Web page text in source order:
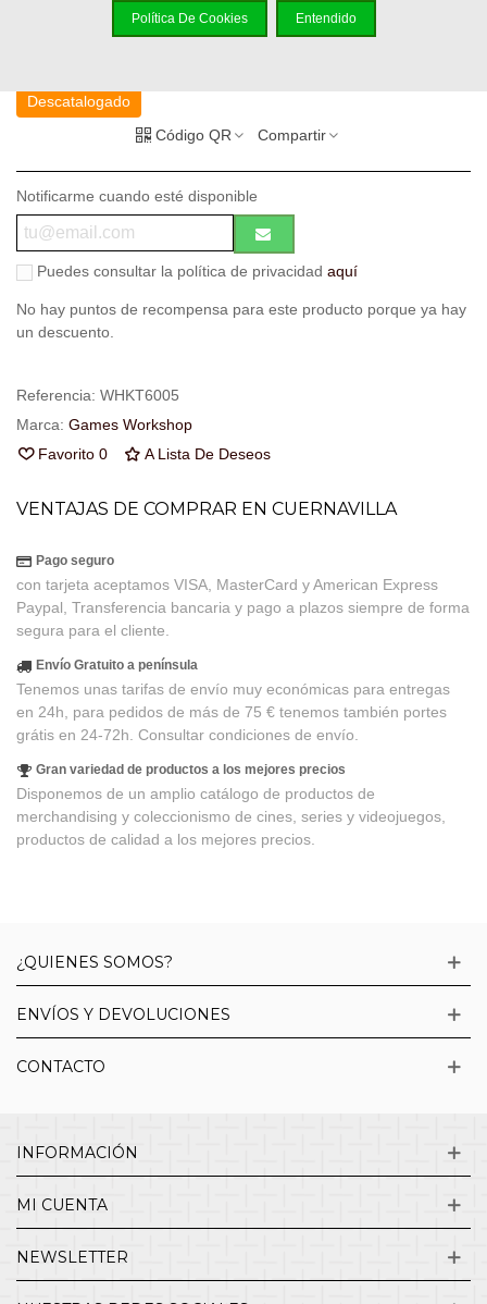
Descatalogado
Código QR
Compartir
Notificarme cuando esté disponible
Puedes consultar la política de privacidad aquí
No hay puntos de recompensa para este producto porque ya hay
un descuento.
Referencia: WHKT6005
Marca: Games Workshop
Favorito 0 A Lista De Deseos
VENTAJAS DE COMPRAR EN CUERNAVILLA
Pago seguro
con tarjeta aceptamos VISA, MasterCard y American Express
Paypal, Transferencia bancaria y pago a plazos siempre de forma
segura para el cliente.
Envío Gratuito a península
Tenemos unas tarifas de envío muy económicas para entregas
en 24h, para pedidos de más de 75 € tenemos también portes
grátis en 24-72h. Consultar condiciones de envío.
Gran variedad de productos a los mejores precios
Disponemos de un amplio catálogo de productos de
merchandising y coleccionismo de cines, series y videojuegos,
productos de calidad a los mejores precios.
¿QUIENES SOMOS?
ENVÍOS Y DEVOLUCIONES
CONTACTO
INFORMACIÓN
MI CUENTA
NEWSLETTER
Política De Cookies Entendido